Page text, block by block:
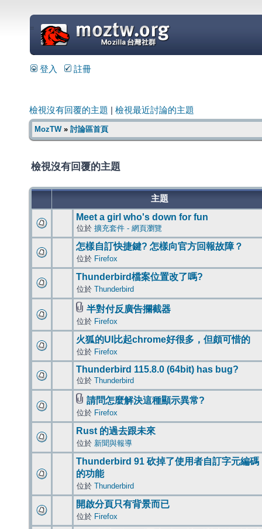
=
登入 註冊
檢視沒有回覆的主題 檢視最近討論的主題
MozTW» 討論區首頁
檢視沒有回覆的主題
主題
Meet a girl who's down for fun
位於 擴充套件 - 網頁瀏覽
怎樣自訂快捷鍵? 怎樣向官方回報故障？
位於 Firefox
Thunderbird檔案位置改了嗎?
位於 Thunderbird
半對付反廣告攔截器
位於 Firefox
火狐的UI比起chrome好很多，但頗可惜的
位於 Firefox
Thunderbird 115.8.0 (64bit) has bug?
位於 Thunderbird
請問怎麼解決這種顯示異常?
位於 Firefox
Rust 的過去跟未來
位於 新聞與報導
Thunderbird 91 砍掉了使用者自訂字元編碼
的功能
位於 Thunderbird
開啟分頁只有背景而已
位於 Firefox